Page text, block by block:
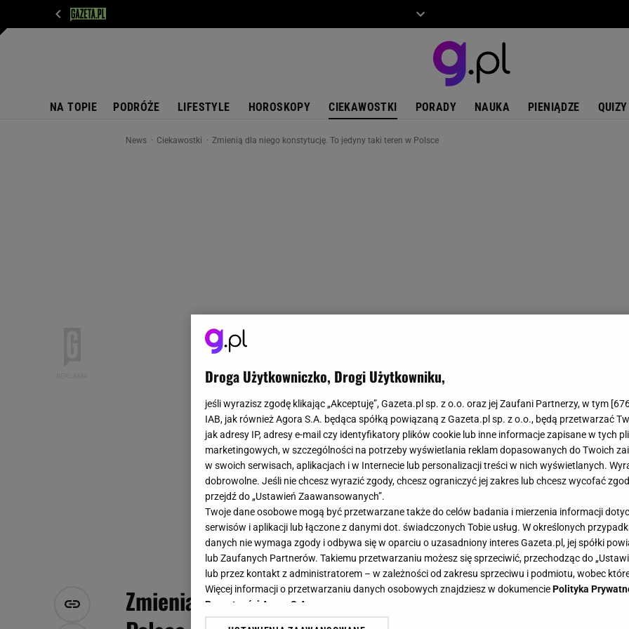
NA TOPIE PODRÓŻE LIFESTYLE HOROSKOPY CIEKAWOSTKI PORADY NAUKA PIENIĄDZE QUIZY
News Ciekawostki Zmienią dla niego konstytucję. To jedyny taki teren w Polsce
Zmienią dla niego konstytucję. To jedyny taki teren w
Droga Użytkowniczko, Drogi Użytkowniku,
jeśli wyrazisz zgodę klikając „Akceptuję”, Gazeta.pl sp. z o.o. oraz jej Zaufani Partnerzy, w tym [
IAB, jak również Agora S.A. będąca spółką powiązaną z Gazeta.pl sp. z o.o., będą przetwarzać
jak adresy IP, adresy e-mail czy identyfikatory plików cookie lub inne informacje zapisane w tych
marketingowych, w szczególności na potrzeby wyświetlania reklam dopasowanych do Twoich
w swoich serwisach, aplikacjach i w Internecie lub personalizacji treści w nich wyświetlanych.
dobrowolne. Jeśli nie chcesz wyrazić zgody, chcesz ograniczyć jej zakres lub chcesz wycofać
przejdź do „Ustawień Zaawansowanych”.
Twoje dane osobowe mogą być przetwarzane także do celów badania i mierzenia informacji
serwisów i aplikacji lub łączone z danymi dot. świadczonych Tobie usług. W określonych
danych nie wymaga zgody i odbywa się w oparciu o uzasadniony interes Gazeta.pl, jej spółki
lub Zaufanych Partnerów. Takiemu przetwarzaniu możesz się sprzeciwić, przechodząc do
lub przez kontakt z administratorem – w zależności od zakresu sprzeciwu i podmiotu, wobec
Więcej informacji o przetwarzaniu danych osobowych znajdziesz w dokumenciePolityka
Prywatności Agora S.A.